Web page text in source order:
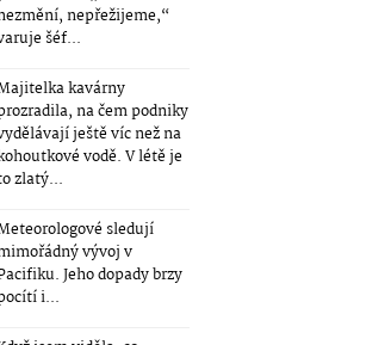
nepřežijeme,“
šéf...
kavárny
na čem podniky
ještě víc než na
vodě. V létě je
zlatý...
sledují
vývoj v
Jeho dopady brzy
i...